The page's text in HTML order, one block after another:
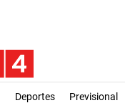
Deportes Previsional